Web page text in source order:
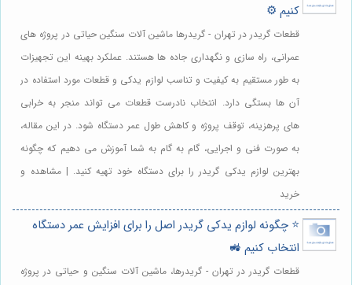
کنیم ⚙️
قطعات گریدر در تهران - گریدرها ماشین آلات سنگین حیاتی در پروژه های
عمرانی، راه سازی و نگهداری جاده ها هستند. عملکرد بهینه این تجهیزات
به طور مستقیم به کیفیت و تناسب لوازم یدکی و قطعات مورد استفاده در
آن ها بستگی دارد. انتخاب نادرست قطعات می تواند منجر به خرابی
های پرهزینه، توقف پروژه و کاهش طول عمر دستگاه شود. در این مقاله،
به صورت فنی و اجرایی، گام به گام به شما آموزش می دهیم که چگونه
بهترین لوازم یدکی گریدر را برای دستگاه خود تهیه کنید. | مشاهده و
خرید
⭐️ چگونه لوازم یدکی گریدر اصل را برای افزایش عمر دستگاه
انتخاب کنیم 🚜
قطعات گریدر در تهران - گریدرها، ماشین آلات سنگین و حیاتی در پروژه